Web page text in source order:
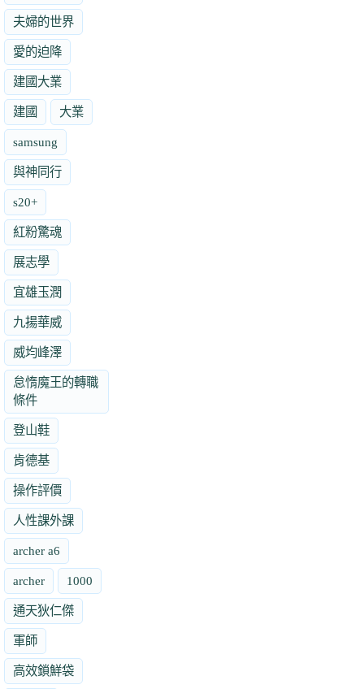
夫婦的世界
愛的迫降
建國大業
建國 大業
samsung
與神同行
s20+
紅粉驚魂
展志學
宜雄玉潤
九揚華威
威均峰澤
怠惰魔王的轉職
條件
登山鞋
肯德基
操作評價
人性課外課
archer a6
archer 1000
通天狄仁傑
軍師
高效鎖鮮袋